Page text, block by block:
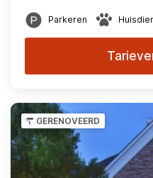
Parkeren
GERENOVEERD